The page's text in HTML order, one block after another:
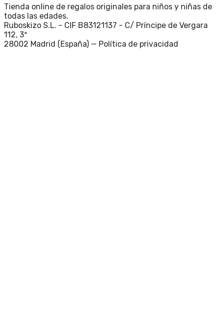
Tienda online de regalos originales para niños y niñas de
todas las edades.
Ruboskizo S.L. - CIF B83121137 - C/ Príncipe de Vergara
112, 3ª
28002 Madrid (España) — Política de privacidad